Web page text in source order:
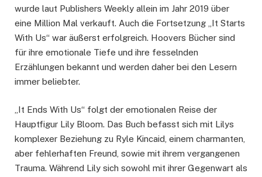
wurde laut Publishers Weekly allein im Jahr 2019 über
eine Million Mal verkauft. Auch die Fortsetzung „It Starts
With Us“ war äußerst erfolgreich. Hoovers Bücher sind
für ihre emotionale Tiefe und ihre fesselnden
Erzählungen bekannt und werden daher bei den Lesern
immer beliebter.
„It Ends With Us“ folgt der emotionalen Reise der
Hauptfigur Lily Bloom. Das Buch befasst sich mit Lilys
komplexer Beziehung zu Ryle Kincaid, einem charmanten,
aber fehlerhaften Freund, sowie mit ihrem vergangenen
Trauma. Während Lily sich sowohl mit ihrer Gegenwart als